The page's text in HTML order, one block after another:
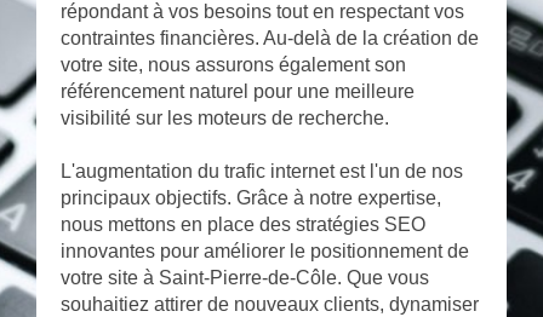
répondant à vos besoins tout en respectant vos
contraintes financières. Au-delà de la création de
votre site, nous assurons également son
référencement naturel pour une meilleure
visibilité sur les moteurs de recherche.
L'augmentation du trafic internet est l'un de nos
principaux objectifs. Grâce à notre expertise,
nous mettons en place des stratégies SEO
innovantes pour améliorer le positionnement de
votre site à Saint-Pierre-de-Côle. Que vous
souhaitiez attirer de nouveaux clients, dynamiser